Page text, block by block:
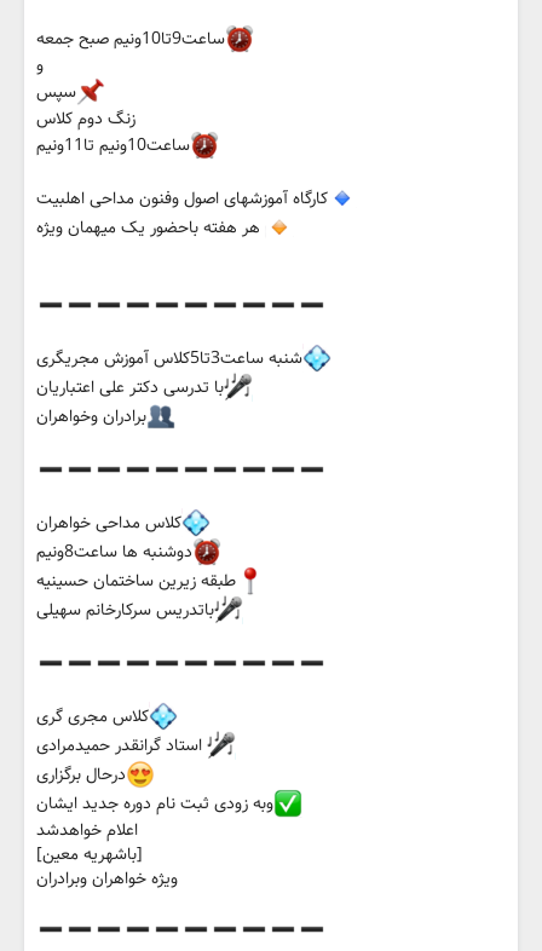
ساعت9تا10ونیم صبح جمعه
و
سپس
زنگ دوم کلاس
ساعت10ونیم تا11ونیم
کارگاه آموزشهای اصول وفنون مداحی اهلبیت
هر هفته باحضور یک میهمان ویژه
شنبه ساعت3تا5کلاس آموزش مجریگری
با تدرسی دکتر علی اعتباریان
برادران وخواهران
کلاس مداحی خواهران
دوشنبه ها ساعت8ونیم
طبقه زیرین ساختمان حسینیه
باتدریس سرکارخانم سهیلی
کلاس مجری گری
استاد گرانقدر‌ حمیدمرادی
درحال برگزاری
وبه زودی ثبت نام دوره جدید ایشان
اعلام خواهدشد
[باشهریه معین]
ویژه خواهران وبرادران